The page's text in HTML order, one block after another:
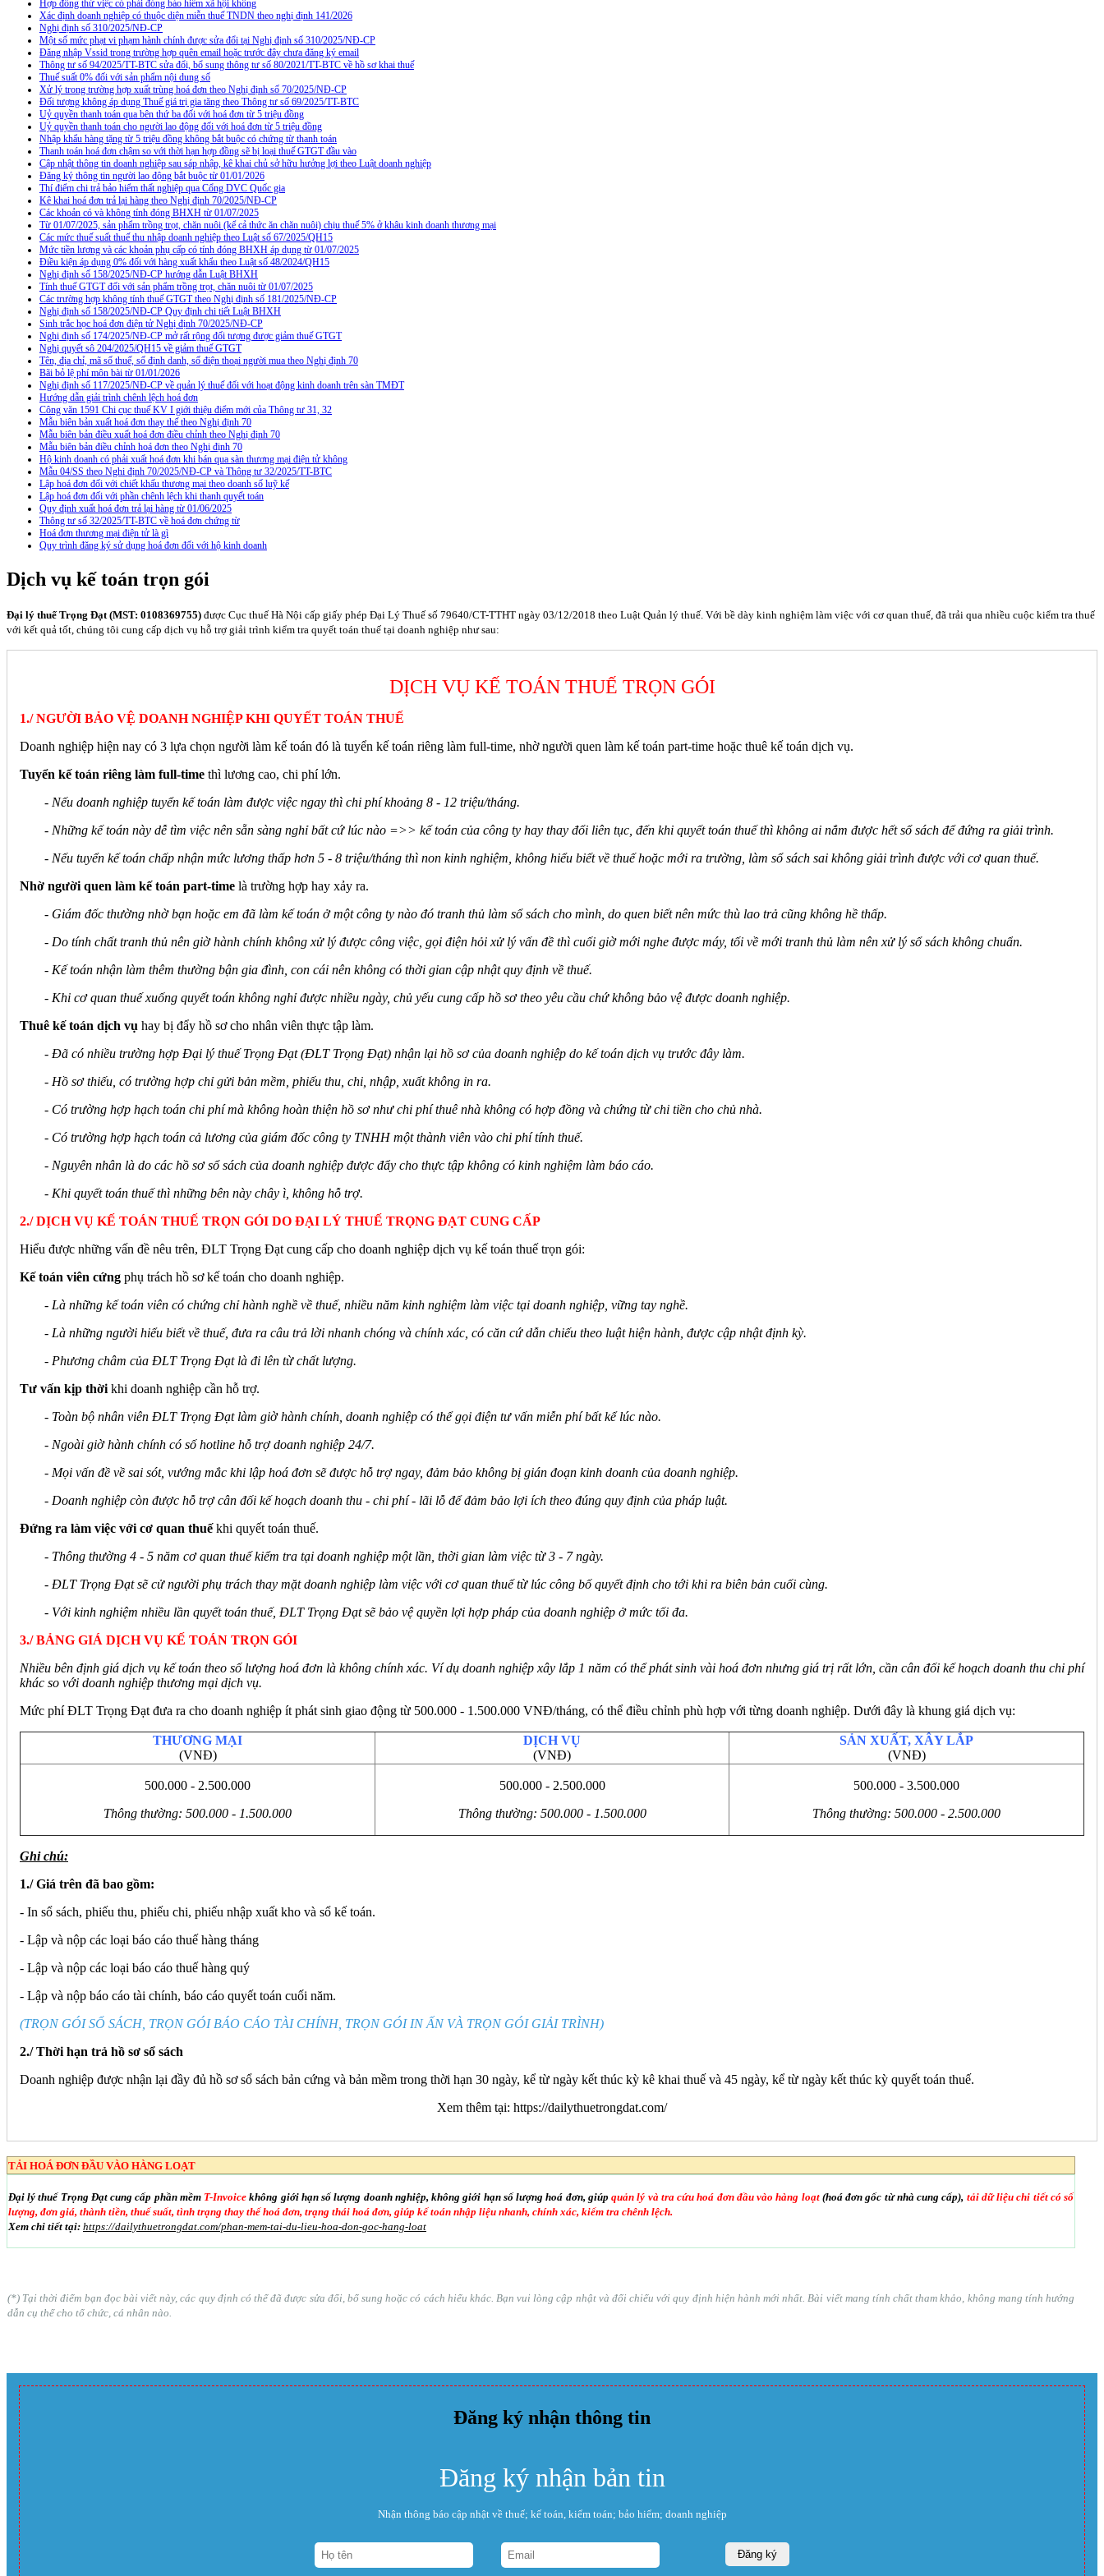
Hợp đồng thử việc có phải đóng bảo hiểm xã hội không
Xác định doanh nghiệp có thuộc diện miễn thuế TNDN theo nghị định 141/2026
Nghị định số 310/2025/NĐ-CP
Một số mức phạt vi phạm hành chính được sửa đổi tại Nghị định số 310/2025/NĐ-CP
Đăng nhập Vssid trong trường hợp quên email hoặc trước đây chưa đăng ký email
Thông tư số 94/2025/TT-BTC sửa đổi, bổ sung thông tư số 80/2021/TT-BTC về hồ sơ khai thuế
Thuế suất 0% đối với sản phẩm nội dung số
Xử lý trong trường hợp xuất trùng hoá đơn theo Nghị định số 70/2025/NĐ-CP
Đối tượng không áp dụng Thuế giá trị gia tăng theo Thông tư số 69/2025/TT-BTC
Uỷ quyền thanh toán qua bên thứ ba đối với hoá đơn từ 5 triệu đồng
Uỷ quyền thanh toán cho người lao động đối với hoá đơn từ 5 triệu đồng
Nhập khẩu hàng tặng từ 5 triệu đồng không bắt buộc có chứng từ thanh toán
Thanh toán hoá đơn chậm so với thời hạn hợp đồng sẽ bị loại thuế GTGT đầu vào
Cập nhật thông tin doanh nghiệp sau sáp nhập, kê khai chủ sở hữu hưởng lợi theo Luật doanh nghiệp
Đăng ký thông tin người lao động bắt buộc từ 01/01/2026
Thí điểm chi trả bảo hiểm thất nghiệp qua Cổng DVC Quốc gia
Kê khai hoá đơn trả lại hàng theo Nghị định 70/2025/NĐ-CP
Các khoản có và không tính đóng BHXH từ 01/07/2025
Từ 01/07/2025, sản phẩm trồng trọt, chăn nuôi (kể cả thức ăn chăn nuôi) chịu thuế 5% ở khâu kinh doanh thương mại
Các mức thuế suất thuế thu nhập doanh nghiệp theo Luật số 67/2025/QH15
Mức tiền lương và các khoản phụ cấp có tính đóng BHXH áp dụng từ 01/07/2025
Điều kiện áp dụng 0% đối với hàng xuất khẩu theo Luật số 48/2024/QH15
Nghị định số 158/2025/NĐ-CP hướng dẫn Luật BHXH
Tính thuế GTGT đối với sản phẩm trồng trọt, chăn nuôi từ 01/07/2025
Các trường hợp không tính thuế GTGT theo Nghị định số 181/2025/NĐ-CP
Nghị định số 158/2025/NĐ-CP Quy định chi tiết Luật BHXH
Sinh trắc học hoá đơn điện tử Nghị định 70/2025/NĐ-CP
Nghị định số 174/2025/NĐ-CP mở rất rộng đối tượng được giảm thuế GTGT
Nghị quyết sô 204/2025/QH15 về giảm thuế GTGT
Tên, địa chỉ, mã số thuế, số định danh, số điện thoại người mua theo Nghị định 70
Bãi bỏ lệ phí môn bài từ 01/01/2026
Nghị định số 117/2025/NĐ-CP về quản lý thuế đối với hoạt động kinh doanh trên sàn TMĐT
Hướng dẫn giải trình chênh lệch hoá đơn
Công văn 1591 Chi cục thuế KV I giới thiệu điểm mới của Thông tư 31, 32
Mẫu biên bản xuất hoá đơn thay thế theo Nghị định 70
Mẫu biên bản điều xuất hoá đơn điều chỉnh theo Nghị định 70
Mẫu biên bản điều chỉnh hoá đơn theo Nghị định 70
Hộ kinh doanh có phải xuất hoá đơn khi bán qua sàn thương mại điện tử không
Mẫu 04/SS theo Nghi định 70/2025/NĐ-CP và Thông tư 32/2025/TT-BTC
Lập hoá đơn đối với chiết khấu thương mại theo doanh số luỹ kế
Lập hoá đơn đối với phần chênh lệch khi thanh quyết toán
Quy định xuất hoá đơn trả lại hàng từ 01/06/2025
Thông tư số 32/2025/TT-BTC về hoá đơn chứng từ
Hoá đơn thương mại điện tử là gì
Quy trình đăng ký sử dụng hoá đơn đối với hộ kinh doanh
Dịch vụ kế toán trọn gói
Đại lý thuế Trọng Đạt (MST: 0108369755) được Cục thuế Hà Nội cấp giấy phép Đại Lý Thuế số 79640/CT-TTHT ngày 03/12/2018 theo Luật Quản lý thuế. Với bề dày kinh nghiệm làm việc với cơ quan thuế, đã trải qua nhiều cuộc kiểm tra thuế
với kết quả tốt, chúng tôi cung cấp dịch vụ hỗ trợ giải trình kiểm tra quyết toán thuế tại doanh nghiệp như sau:
DỊCH VỤ KẾ TOÁN THUẾ TRỌN GÓI
1./ NGƯỜI BẢO VỆ DOANH NGHIỆP KHI QUYẾT TOÁN THUẾ
Doanh nghiệp hiện nay có 3 lựa chọn người làm kế toán đó là tuyển kế toán riêng làm full-time, nhờ người quen làm kế toán part-time hoặc thuê kế toán dịch vụ.
Tuyển kế toán riêng làm full-time thì lương cao, chi phí lớn.
- Nếu doanh nghiệp tuyển kế toán làm được việc ngay thì chi phí khoảng 8 - 12 triệu/tháng.
- Những kế toán này dễ tìm việc nên sẵn sàng nghỉ bất cứ lúc nào =>> kế toán của công ty hay thay đổi liên tục, đến khi quyết toán thuế thì không ai nắm được hết sổ sách để đứng ra giải trình.
- Nếu tuyển kế toán chấp nhận mức lương thấp hơn 5 - 8 triệu/tháng thì non kinh nghiệm, không hiểu biết về thuế hoặc mới ra trường, làm sổ sách sai không giải trình được với cơ quan thuế.
Nhờ người quen làm kế toán part-time là trường hợp hay xảy ra.
- Giám đốc thường nhờ bạn hoặc em đã làm kế toán ở một công ty nào đó tranh thủ làm sổ sách cho mình, do quen biết nên mức thù lao trả cũng không hề thấp.
- Do tính chất tranh thủ nên giờ hành chính không xử lý được công việc, gọi điện hỏi xử lý vấn đề thì cuối giờ mới nghe được máy, tối về mới tranh thủ làm nên xử lý sổ sách không chuẩn.
- Kế toán nhận làm thêm thường bận gia đình, con cái nên không có thời gian cập nhật quy định về thuế.
- Khi cơ quan thuế xuống quyết toán không nghỉ được nhiều ngày, chủ yếu cung cấp hồ sơ theo yêu cầu chứ không bảo vệ được doanh nghiệp.
Thuê kế toán dịch vụ hay bị đẩy hồ sơ cho nhân viên thực tập làm.
- Đã có nhiều trường hợp Đại lý thuế Trọng Đạt (ĐLT Trọng Đạt) nhận lại hồ sơ của doanh nghiệp do kế toán dịch vụ trước đây làm.
- Hồ sơ thiếu, có trường hợp chỉ gửi bản mềm, phiếu thu, chi, nhập, xuất không in ra.
- Có trường hợp hạch toán chi phí mà không hoàn thiện hồ sơ như chi phí thuê nhà không có hợp đồng và chứng từ chi tiền cho chủ nhà.
- Có trường hợp hạch toán cả lương của giám đốc công ty TNHH một thành viên vào chi phí tính thuế.
- Nguyên nhân là do các hồ sơ sổ sách của doanh nghiệp được đẩy cho thực tập không có kinh nghiệm làm báo cáo.
- Khi quyết toán thuế thì những bên này chây ì, không hỗ trợ.
2./ DỊCH VỤ KẾ TOÁN THUẾ TRỌN GÓI DO ĐẠI LÝ THUẾ TRỌNG ĐẠT CUNG CẤP
Hiểu được những vấn đề nêu trên, ĐLT Trọng Đạt cung cấp cho doanh nghiệp dịch vụ kế toán thuế trọn gói:
Kế toán viên cứng phụ trách hồ sơ kế toán cho doanh nghiệp.
- Là những kế toán viên có chứng chỉ hành nghề về thuế, nhiều năm kinh nghiệm làm việc tại doanh nghiệp, vững tay nghề.
- Là những người hiểu biết về thuế, đưa ra câu trả lời nhanh chóng và chính xác, có căn cứ dẫn chiếu theo luật hiện hành, được cập nhật định kỳ.
- Phương châm của ĐLT Trọng Đạt là đi lên từ chất lượng.
Tư vấn kịp thời khi doanh nghiệp cần hỗ trợ.
- Toàn bộ nhân viên ĐLT Trọng Đạt làm giờ hành chính, doanh nghiệp có thể gọi điện tư vấn miễn phí bất kể lúc nào.
- Ngoài giờ hành chính có số hotline hỗ trợ doanh nghiệp 24/7.
- Mọi vấn đề về sai sót, vướng mắc khi lập hoá đơn sẽ được hỗ trợ ngay, đảm bảo không bị gián đoạn kinh doanh của doanh nghiệp.
- Doanh nghiệp còn được hỗ trợ cân đối kế hoạch doanh thu - chi phí - lãi lỗ để đảm bảo lợi ích theo đúng quy định của pháp luật.
Đứng ra làm việc với cơ quan thuếkhi quyết toán thuế.
- Thông thường 4 - 5 năm cơ quan thuế kiểm tra tại doanh nghiệp một lần, thời gian làm việc từ 3 - 7 ngày.
- ĐLT Trọng Đạt sẽ cử người phụ trách thay mặt doanh nghiệp làm việc với cơ quan thuế từ lúc công bố quyết định cho tới khi ra biên bản cuối cùng.
- Với kinh nghiệm nhiều lần quyết toán thuế, ĐLT Trọng Đạt sẽ bảo vệ quyền lợi hợp pháp của doanh nghiệp ở mức tối đa.
3./ BẢNG GIÁ DỊCH VỤ KẾ TOÁN TRỌN GÓI
Nhiều bên định giá dịch vụ kế toán theo số lượng hoá đơn là không chính xác. Ví dụ doanh nghiệp xây lắp 1 năm có thể phát sinh vài hoá đơn nhưng giá trị rất lớn, cần cân đối kế hoạch doanh thu chi phí
khác so với doanh nghiệp thương mại dịch vụ.
Mức phí ĐLT Trọng Đạt đưa ra cho doanh nghiệp ít phát sinh giao động từ 500.000 - 1.500.000 VNĐ/tháng, có thể điều chỉnh phù hợp với từng doanh nghiệp. Dưới đây là khung giá dịch vụ:
THƯƠNG MẠI
(VNĐ)
DỊCH VỤ
(VNĐ)
SẢN XUẤT, XÂY LẮP
(VNĐ)
500.000 - 2.500.000
Thông thường: 500.000 - 1.500.000
500.000 - 2.500.000
Thông thường: 500.000 - 1.500.000
500.000 - 3.500.000
Thông thường: 500.000 - 2.500.000
Ghi chú:
1./ Giá trên đã bao gồm:
- In sổ sách, phiếu thu, phiếu chi, phiếu nhập xuất kho và sổ kế toán.
- Lập và nộp các loại báo cáo thuế hàng tháng
- Lập và nộp các loại báo cáo thuế hàng quý
- Lập và nộp báo cáo tài chính, báo cáo quyết toán cuối năm.
(TRỌN GÓI SỔ SÁCH, TRỌN GÓI BÁO CÁO TÀI CHÍNH, TRỌN GÓI IN ẤN VÀ TRỌN GÓI GIẢI TRÌNH)
2./ Thời hạn trả hồ sơ sổ sách
Doanh nghiệp được nhận lại đầy đủ hồ sơ sổ sách bản cứng và bản mềm trong thời hạn 30 ngày, kể từ ngày kết thúc kỳ kê khai thuế và 45 ngày, kể từ ngày kết thúc kỳ quyết toán thuế.
Xem thêm tại: https://dailythuetrongdat.com/
TẢI HOÁ ĐƠN ĐẦU VÀO HÀNG LOẠT
Đại lý thuế Trọng Đạt cung cấp phần mềm T-Invoice không giới hạn số lượng doanh nghiệp, không giới hạn số lượng hoá đơn, giúpquản lý và tra cứu hoá đơn đầu vào hàng loạt(hoá đơn gốc từ nhà cung cấp), tải dữ liệu chi tiết có số
lượng, đơn giá, thành tiền, thuế suất, tình trạng thay thế hoá đơn, trạng thái hoá đơn, giúp kế toán nhập liệu nhanh, chính xác, kiểm tra chênh lệch.
Xem chi tiết tại: https://dailythuetrongdat.com/phan-mem-tai-du-lieu-hoa-don-goc-hang-loat
(*) Tại thời điểm bạn đọc bài viết này, các quy định có thể đã được sửa đổi, bổ sung hoặc có cách hiểu khác. Bạn vui lòng cập nhật và đối chiếu với quy định hiện hành mới nhất. Bài viết mang tính chất tham khảo, không mang tính hướng
dẫn cụ thể cho tổ chức, cá nhân nào.
Đăng ký nhận thông tin
Đăng ký nhận bản tin
Nhận thông báo cập nhật về thuế; kế toán, kiểm toán; bảo hiểm; doanh nghiệp